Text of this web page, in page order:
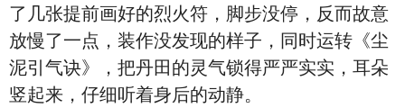
了几张提前画好的烈火符，脚步没停，反而故意
放慢了一点，装作没发现的样子，同时运转《尘
泥引气诀》，把丹田的灵气锁得严严实实，耳朵
竖起来，仔细听着身后的动静。